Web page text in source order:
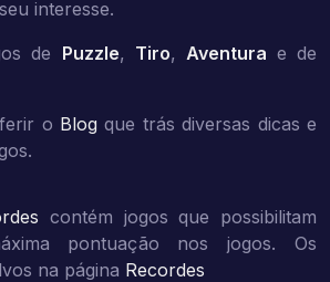
interesse.
de Puzzle, Tiro, Aventura e de
o Blog que trás diversas dicas e
contém jogos que possibilitam
pontuação nos jogos. Os
na página Recordes